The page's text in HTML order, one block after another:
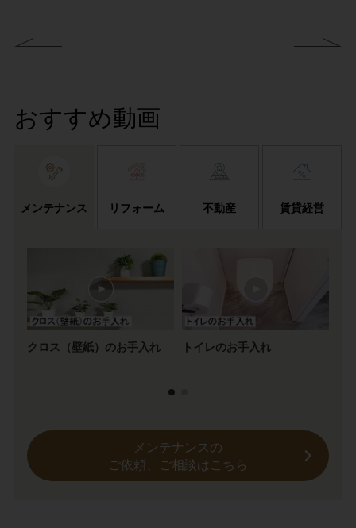
おすすめ動画
メンテナンス リフォーム 不動産 賃貸経営
クロス（壁紙）のお手入れ トイレのお手入れ
メンテナンスの
ご依頼、ご相談はこちら